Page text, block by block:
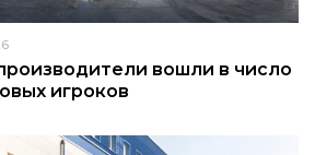
вошли в число
игроков